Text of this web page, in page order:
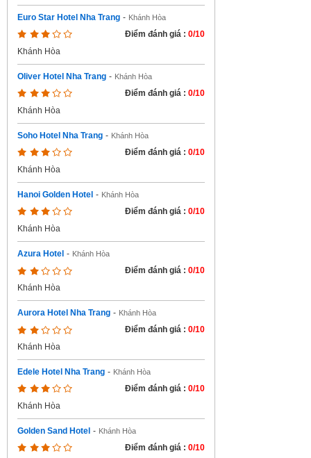
Euro Star Hotel Nha Trang - Khánh Hòa
Điểm đánh giá : 0/10
Khánh Hòa
Oliver Hotel Nha Trang - Khánh Hòa
Điểm đánh giá : 0/10
Khánh Hòa
Soho Hotel Nha Trang - Khánh Hòa
Điểm đánh giá : 0/10
Khánh Hòa
Hanoi Golden Hotel - Khánh Hòa
Điểm đánh giá : 0/10
Khánh Hòa
Azura Hotel - Khánh Hòa
Điểm đánh giá : 0/10
Khánh Hòa
Aurora Hotel Nha Trang - Khánh Hòa
Điểm đánh giá : 0/10
Khánh Hòa
Edele Hotel Nha Trang - Khánh Hòa
Điểm đánh giá : 0/10
Khánh Hòa
Golden Sand Hotel - Khánh Hòa
Điểm đánh giá : 0/10